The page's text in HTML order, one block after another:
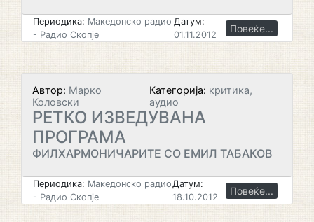
Периодика: Македонско радио
- Радио Скопје
Датум:
01.11.2012
Повеќе...
Автор: Марко
Коловски
Категорија: критика,
аудио
РЕТКО ИЗВЕДУВАНА
ПРОГРАМА
ФИЛХАРМОНИЧАРИТЕ СО ЕМИЛ ТАБАКОВ
Периодика: Македонско радио
- Радио Скопје
Датум:
18.10.2012
Повеќе...